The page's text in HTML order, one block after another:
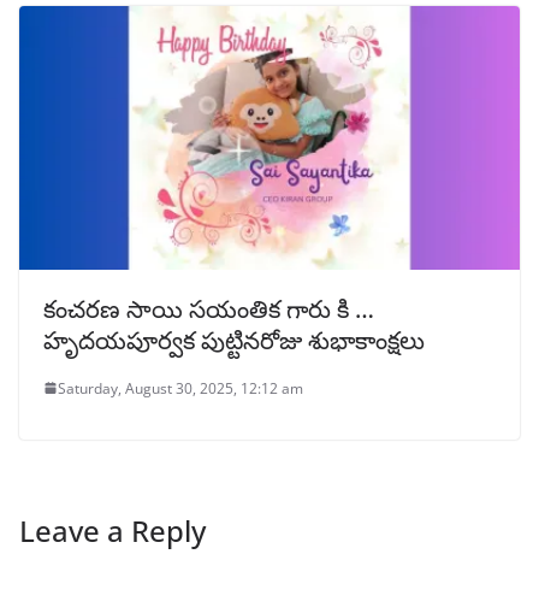
కంచరణ సాయి సయంతిక గారు కి …
హృదయపూర్వక పుట్టినరోజు శుభాకాంక్షలు
Saturday, August 30, 2025, 12:12 am
Leave a Reply